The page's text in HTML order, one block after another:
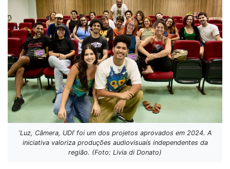
‘Luz, Câmera, UDI’ foi um dos projetos aprovados em 2024. A
iniciativa valoriza produções audiovisuais independentes da
região. (Foto: Livia di Donato)